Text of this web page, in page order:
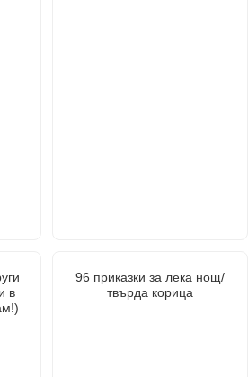
в
96 приказки за лека нощ/
твърда корица